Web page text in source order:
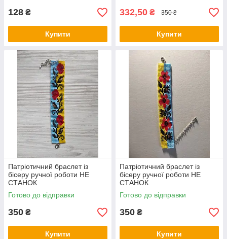
128 ₴
Купити
332,50 ₴ 350 ₴
Купити
Патріотичний браслет із
бісеру ручної роботи НЕ
СТАНОК
Готово до відправки
350 ₴
Купити
Патріотичний браслет із
бісеру ручної роботи НЕ
СТАНОК
Готово до відправки
350 ₴
Купити